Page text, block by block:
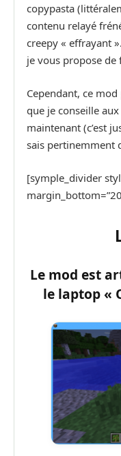
copypasta
contenu relayé
creepy « effrayant
je vous propose
Cependant, ce
que je conseille
maintenant (c’est
sais pertinemment
[symple_divider
Le mod est
le laptop «